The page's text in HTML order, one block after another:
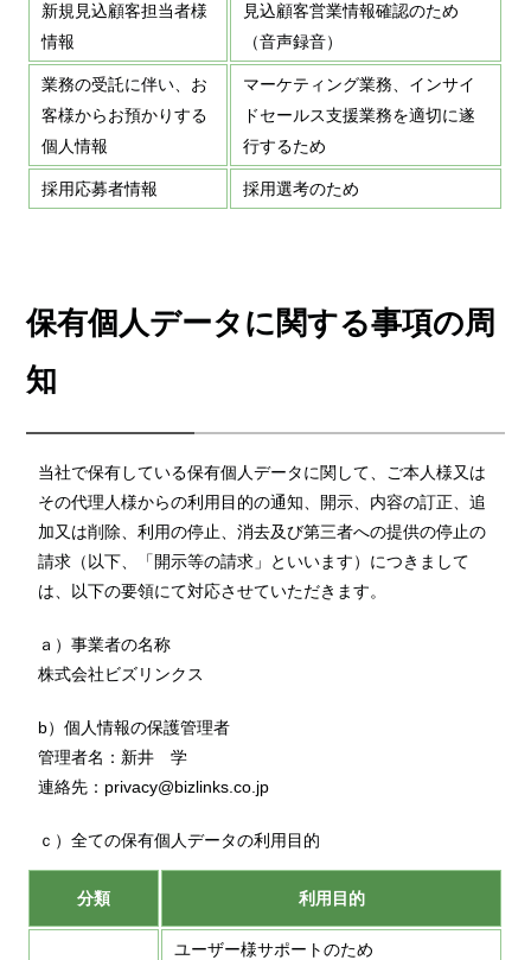
新規見込顧客担当者様
情報
見込顧客営業情報確認のため
（音声録音）
業務の受託に伴い、お
客様からお預かりする
個人情報
マーケティング業務、インサイ
ドセールス支援業務を適切に遂
行するため
採用応募者情報 採用選考のため
保有個人データに関する事項の周
知
当社で保有している保有個人データに関して、ご本人様又は
その代理人様からの利用目的の通知、開示、内容の訂正、追
加又は削除、利用の停止、消去及び第三者への提供の停止の
請求（以下、「開示等の請求」といいます）につきまして
は、以下の要領にて対応させていただきます。
ａ）事業者の名称
株式会社ビズリンクス
b）個人情報の保護管理者
管理者名：新井 学
連絡先：privacy@bizlinks.co.jp
ｃ）全ての保有個人データの利用目的
分類 利用目的
ユーザー様サポートのため